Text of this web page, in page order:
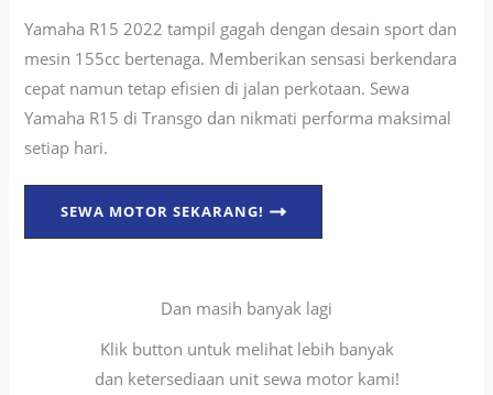
Yamaha R15 2022 tampil gagah dengan desain sport dan
mesin 155cc bertenaga. Memberikan sensasi berkendara
cepat namun tetap efisien di jalan perkotaan. Sewa
Yamaha R15 di Transgo dan nikmati performa maksimal
setiap hari.
SEWA MOTOR SEKARANG!
Dan masih banyak lagi
Klik button untuk melihat lebih banyak
dan ketersediaan unit sewa motor kami!